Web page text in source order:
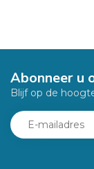
Abonneer u
Blijf op de